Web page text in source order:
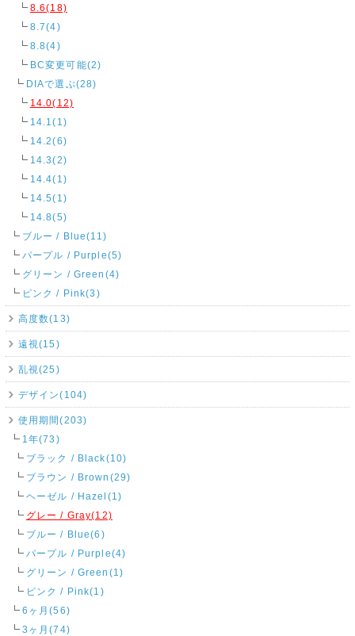
8.6(18)
8.7(4)
8.8(4)
BC変更可能(2)
DIAで選ぶ(28)
14.0(12)
14.1(1)
14.2(6)
14.3(2)
14.4(1)
14.5(1)
14.8(5)
ブルー / Blue(11)
パープル / Purple(5)
グリーン / Green(4)
ピンク / Pink(3)
高度数(13)
遠視(15)
乱視(25)
デザイン(104)
使用期間(203)
1年(73)
ブラック / Black(10)
ブラウン / Brown(29)
ヘーゼル / Hazel(1)
グレー / Gray(12)
ブルー / Blue(6)
パープル / Purple(4)
グリーン / Green(1)
ピンク / Pink(1)
6ヶ月(56)
3ヶ月(74)